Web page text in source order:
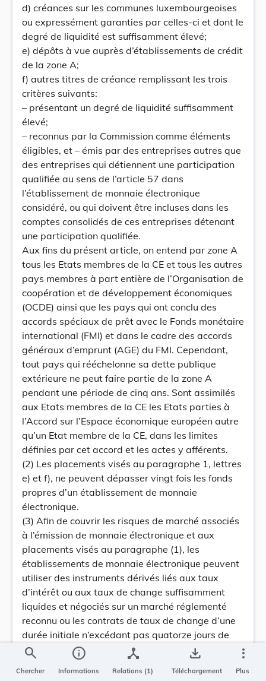
d) créances sur les communes luxembourgeoises
ou expressément garanties par celles-ci et dont le
degré de liquidité est suffisamment élevé;
e) dépôts à vue auprès d’établissements de crédit
de la zone A;
f) autres titres de créance remplissant les trois
critères suivants:
– présentant un degré de liquidité suffisamment
élevé;
– reconnus par la Commission comme éléments
éligibles, et – émis par des entreprises autres que
des entreprises qui détiennent une participation
qualifiée au sens de l’article 57 dans
l’établissement de monnaie électronique
considéré, ou qui doivent être incluses dans les
comptes consolidés de ces entreprises détenant
une participation qualifiée.
Aux fins du présent article, on entend par zone A
tous les Etats membres de la CE et tous les autres
pays membres à part entière de l’Organisation de
coopération et de développement économiques
(OCDE) ainsi que les pays qui ont conclu des
accords spéciaux de prêt avec le Fonds monétaire
international (FMI) et dans le cadre des accords
généraux d’emprunt (AGE) du FMI. Cependant,
tout pays qui rééchelonne sa dette publique
extérieure ne peut faire partie de la zone A
pendant une période de cinq ans. Sont assimilés
aux Etats membres de la CE les Etats parties à
l’Accord sur l’Espace économique européen autre
qu’un Etat membre de la CE, dans les limites
définies par cet accord et les actes y afférents.
(2) Les placements visés au paragraphe 1, lettres
e) et f), ne peuvent dépasser vingt fois les fonds
propres d’un établissement de monnaie
électronique.
(3) Afin de couvrir les risques de marché associés
à l’émission de monnaie électronique et aux
placements visés au paragraphe (1), les
établissements de monnaie électronique peuvent
utiliser des instruments dérivés liés aux taux
d’intérêt ou aux taux de change suffisamment
liquides et négociés sur un marché réglementé
reconnu ou les contrats de taux de change d’une
durée initiale n’excédant pas quatorze jours de
calendrier. L’utilisation d’instruments dérivés n’est
admissible qu’à la condition que l’objectif
poursuivi et, dans la mesure du possible, le
search
Chercher
info
Informations
device_hub
Relations (1)
save_alt
Téléchargement
more_vert
Plus